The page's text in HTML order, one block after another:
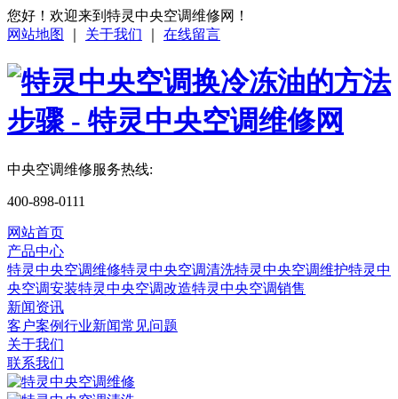
您好！欢迎来到特灵中央空调维修网！
网站地图
关于我们 在线留言
中央空调维修服务热线:
400-898-0111
网站首页
产品中心
特灵中央空调维修特灵中央空调清洗特灵中央空调维护特灵中
央空调安装特灵中央空调改造特灵中央空调销售
新闻资讯
客户案例行业新闻常见问题
关于我们
联系我们